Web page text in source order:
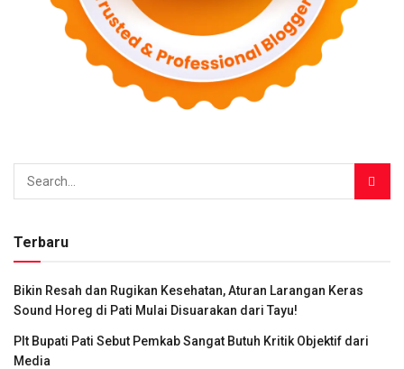
Terbaru
Bikin Resah dan Rugikan Kesehatan, Aturan Larangan Keras
Sound Horeg di Pati Mulai Disuarakan dari Tayu!
Plt Bupati Pati Sebut Pemkab Sangat Butuh Kritik Objektif dari
Media